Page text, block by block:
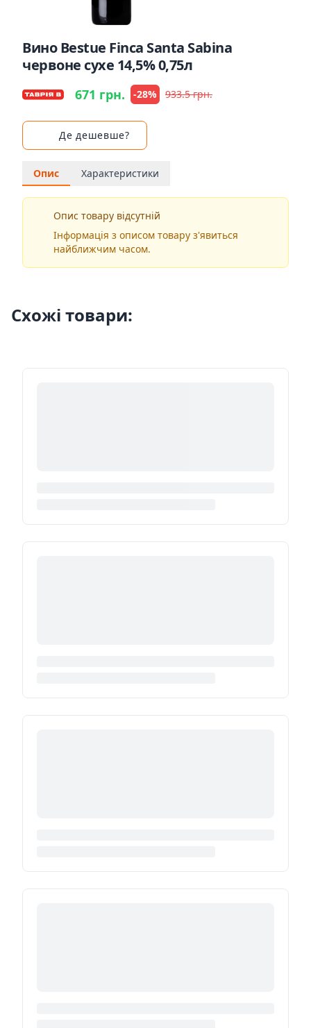
Вино Bestue Finca Santa Sabina
червоне сухе 14,5% 0,75л
671 грн. -28% 933.5 грн.
Де дешевше?
Опис Характеристики
Опис товару відсутній
Інформація з описом товару з'явиться
найближчим часом.
Схожі товари: